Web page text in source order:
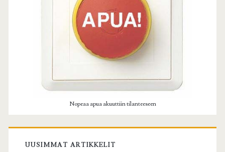
Nopeaa apua akuuttiin tilanteeseen
UUSIMMAT ARTIKKELIT